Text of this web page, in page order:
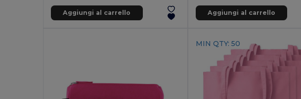
Aggiungi al carrello Aggiungi al carrello
MIN QTY: 50